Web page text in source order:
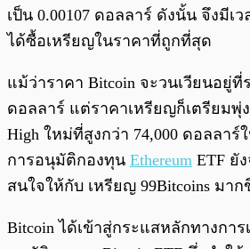
เป็น 0.00107 ดอลลาร์ ดังนั้น จึงมีเ
ได้ซื้อเหรียญในราคาที่ถูกที่สุด
แม้ว่าราคา Bitcoin จะวนเวียนอยู่ที่
ดอลลาร์ แต่ราคาเหรียญก็เตรียมพุ่
High ใหม่ที่สูงกว่า 74,000 ดอลลา
การอนุมัติกองทุน Ethereum ETF ยั
สนใจให้กับ เหรียญ 99Bitcoins มา
Bitcoin ได้เข้าสู่กระแสหลักทางกา